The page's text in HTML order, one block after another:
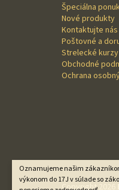
Oznamujeme našim
výkonom do 17J v súlade so
Špeciálna
Nové produkty
Kontaktujte nás
Poštovné a
Strelecké
Obchodné
Ochrana
Copyright 2026